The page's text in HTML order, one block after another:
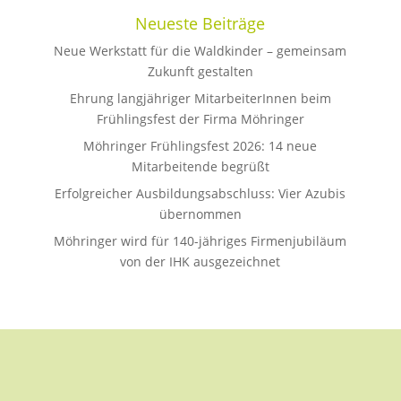
Neueste Beiträge
Neue Werkstatt für die Waldkinder – gemeinsam
Zukunft gestalten
Ehrung langjähriger MitarbeiterInnen beim
Frühlingsfest der Firma Möhringer
Möhringer Frühlingsfest 2026: 14 neue
Mitarbeitende begrüßt
Erfolgreicher Ausbildungsabschluss: Vier Azubis
übernommen
Möhringer wird für 140-jähriges Firmenjubiläum
von der IHK ausgezeichnet